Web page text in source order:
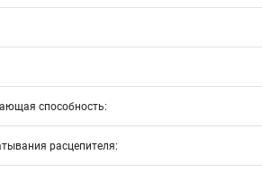
способность:
расцепителя: